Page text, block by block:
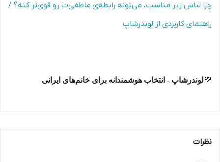
چرا لباس زیر مناسب، می‌تونه رابطه‌ی عاطفی‌ت رو قوی‌تر کنه؟ /
راهنمای کاربردی از لوندرشاپ
💜لوندرشاپ - انتخاب هوشمندانه برای خانم‌های ایرانی
نظرات